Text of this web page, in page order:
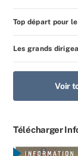
Top départ pour
Les grands
Voir
Télécharger